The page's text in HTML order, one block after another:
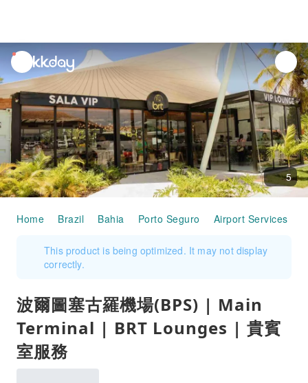
unread
notifications
5
Home Brazil Bahia Porto Seguro Airport Services
This product is being optimized. It may not display
correctly.
波爾圖塞古羅機場(BPS) | Main
Terminal | BRT Lounges | 貴賓
室服務